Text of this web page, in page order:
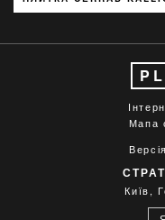
Мапа
Київ,